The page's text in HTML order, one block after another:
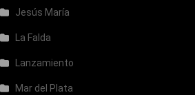
Jesús María
La Falda
Lanzamiento
Mar del Plata